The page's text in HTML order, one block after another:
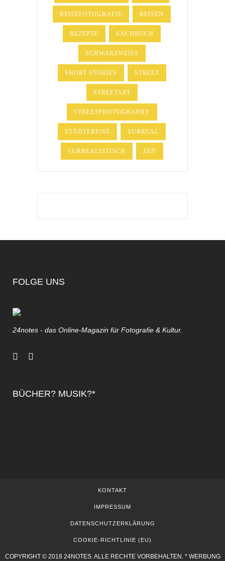
REISEFOTOGRAFIE REISEN
REZEPTE SACHBUCH
SCHWARZWEISS
SHORT STORIES STREET
STREETART
STREETPHOTOGRAPHY
STÄDTEREISE SURREAL
SURREALISTISCH ZEN
FOLGE UNS
24notes - das Online-Magazin für Fotografie & Kultur.
BÜCHER? MUSIK?*
KONTAKT
IMPRESSUM
DATENSCHUTZERKLÄRUNG
COOKIE-RICHTLINIE (EU)
COPYRIGHT © 2018 24NOTES. ALLE RECHTE VORBEHALTEN. * WERBUNG